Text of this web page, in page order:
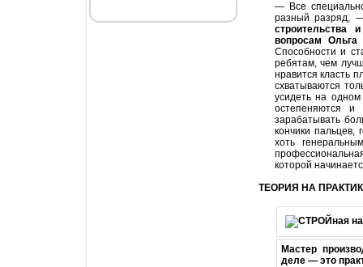
— Все
разный разряд,
строительства
вопросам Ольга
Способности и
ребятам, чем
нравится класть
схватываются
усидеть на
остепеняются и
зарабатывать
кончики пальцев,
хоть
которой
ТЕОРИЯ НА
Мастер
деле — это